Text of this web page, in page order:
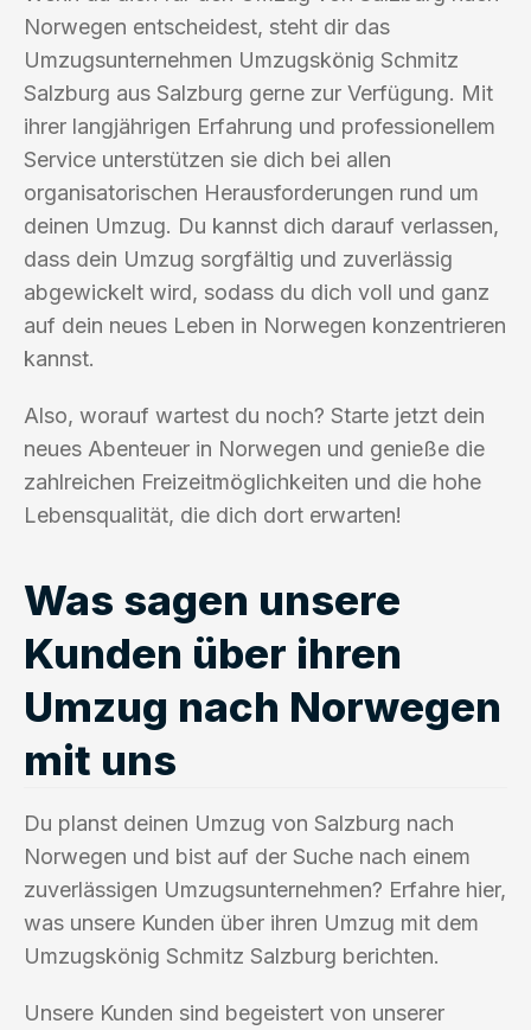
Norwegen entscheidest, steht dir das
Umzugsunternehmen Umzugskönig Schmitz
Salzburg aus Salzburg gerne zur Verfügung. Mit
ihrer langjährigen Erfahrung und professionellem
Service unterstützen sie dich bei allen
organisatorischen Herausforderungen rund um
deinen Umzug. Du kannst dich darauf verlassen,
dass dein Umzug sorgfältig und zuverlässig
abgewickelt wird, sodass du dich voll und ganz
auf dein neues Leben in Norwegen konzentrieren
kannst.
Also, worauf wartest du noch? Starte jetzt dein
neues Abenteuer in Norwegen und genieße die
zahlreichen Freizeitmöglichkeiten und die hohe
Lebensqualität, die dich dort erwarten!
Was sagen unsere
Kunden über ihren
Umzug nach Norwegen
mit uns
Du planst deinen Umzug von Salzburg nach
Norwegen und bist auf der Suche nach einem
zuverlässigen Umzugsunternehmen? Erfahre hier,
was unsere Kunden über ihren Umzug mit dem
Umzugskönig Schmitz Salzburg berichten.
Unsere Kunden sind begeistert von unserer